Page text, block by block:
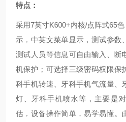
特点：
采用7英寸K600+内核/点阵式65
示，中英文菜单显示，测试参数
测试人员等信息可自由输入、断
机保护；可选择三级密码权限保
科手机转速、牙科手机气流量、
灯、牙科手机喷水等，主要是
估，设备操作简单，易学易懂。